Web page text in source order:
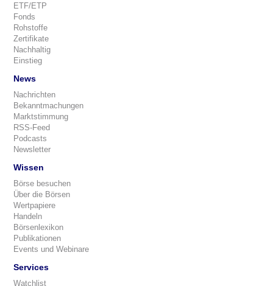
ETF/ETP
Fonds
Rohstoffe
Zertifikate
Nachhaltig
Einstieg
News
Nachrichten
Bekanntmachungen
Marktstimmung
RSS-Feed
Podcasts
Newsletter
Wissen
Börse besuchen
Über die Börsen
Wertpapiere
Handeln
Börsenlexikon
Publikationen
Events und Webinare
Services
Watchlist